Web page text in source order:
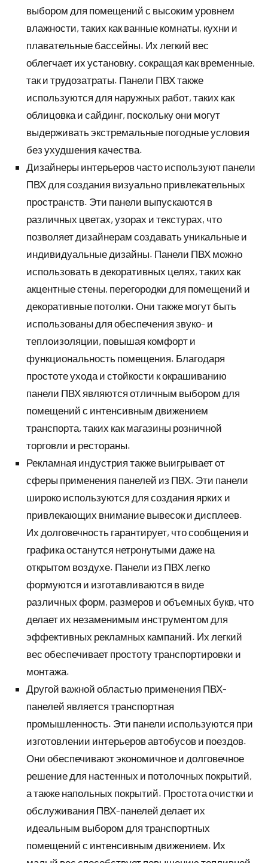
выбором для помещений с высоким уровнем
влажности, таких как ванные комнаты, кухни и
плавательные бассейны. Их легкий вес
облегчает их установку, сокращая как временные,
так и трудозатраты. Панели ПВХ также
используются для наружных работ, таких как
облицовка и сайдинг, поскольку они могут
выдерживать экстремальные погодные условия
без ухудшения качества.
Дизайнеры интерьеров часто используют панели
ПВХ для создания визуально привлекательных
пространств. Эти панели выпускаются в
различных цветах, узорах и текстурах, что
позволяет дизайнерам создавать уникальные и
индивидуальные дизайны. Панели ПВХ можно
использовать в декоративных целях, таких как
акцентные стены, перегородки для помещений и
декоративные потолки. Они также могут быть
использованы для обеспечения звуко- и
теплоизоляции, повышая комфорт и
функциональность помещения. Благодаря
простоте ухода и стойкости к окрашиванию
панели ПВХ являются отличным выбором для
помещений с интенсивным движением
транспорта, таких как магазины розничной
торговли и рестораны.
Рекламная индустрия также выигрывает от
сферы применения панелей из ПВХ. Эти панели
широко используются для создания ярких и
привлекающих внимание вывесок и дисплеев.
Их долговечность гарантирует, что сообщения и
графика останутся нетронутыми даже на
открытом воздухе. Панели из ПВХ легко
формуются и изготавливаются в виде
различных форм, размеров и объемных букв, что
делает их незаменимым инструментом для
эффективных рекламных кампаний. Их легкий
вес обеспечивает простоту транспортировки и
монтажа.
Другой важной областью применения ПВХ-
панелей является транспортная
промышленность. Эти панели используются при
изготовлении интерьеров автобусов и поездов.
Они обеспечивают экономичное и долговечное
решение для настенных и потолочных покрытий,
а также напольных покрытий. Простота очистки и
обслуживания ПВХ-панелей делает их
идеальным выбором для транспортных
помещений с интенсивным движением. Их